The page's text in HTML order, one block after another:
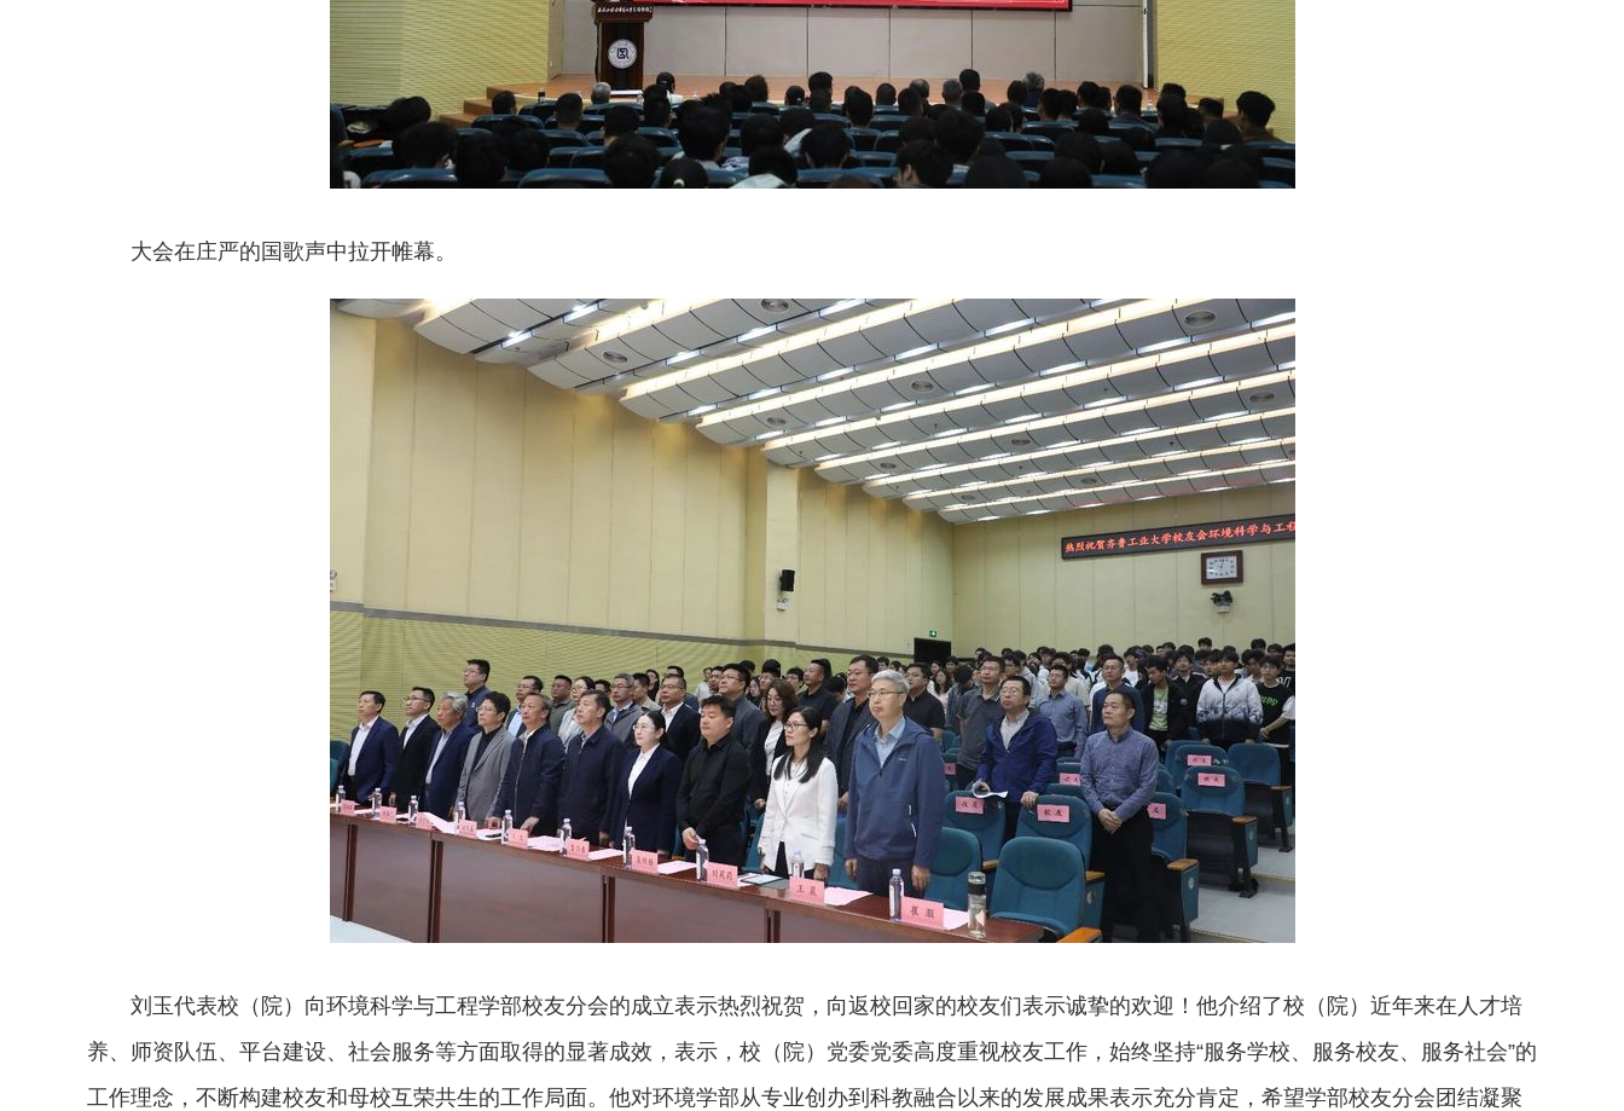
大会在庄严的国歌声中拉开帷幕。
刘玉代表校（院）向环境科学与工程学部校友分会的成立表示热烈祝贺，向返校回家的校友们表示诚挚的欢迎！他介绍了校（院）近年来在人才培
养、师资队伍、平台建设、社会服务等方面取得的显著成效，表示，校（院）党委党委高度重视校友工作，始终坚持“服务学校、服务校友、服务社会”的
工作理念，不断构建校友和母校互荣共生的工作局面。他对环境学部从专业创办到科教融合以来的发展成果表示充分肯定，希望学部校友分会团结凝聚